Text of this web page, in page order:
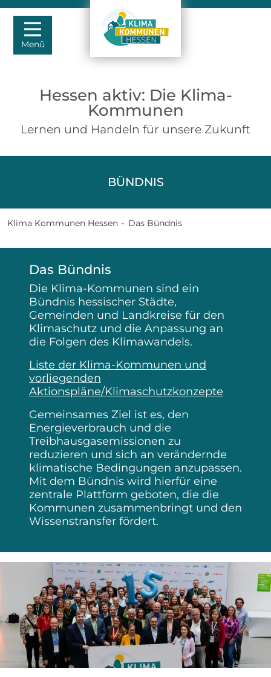
Menü
Hessen aktiv: Die Klima-
Kommunen
Lernen und Handeln für unsere Zukunft
BÜNDNIS
Klima Kommunen Hessen • Das Bündnis
Das Bündnis
Die Klima-Kommunen sind ein
Bündnis hessischer Städte,
Gemeinden und Landkreise für den
Klimaschutz und die Anpassung an
die Folgen des Klimawandels.
Liste der Klima-Kommunen und
vorliegenden
Aktionspläne/Klimaschutzkonzepte
Gemeinsames Ziel ist es, den
Energieverbrauch und die
Treibhausgasemissionen zu
reduzieren und sich an verändernde
klimatische Bedingungen anzupassen.
Mit dem Bündnis wird hierfür eine
zentrale Plattform geboten, die die
Kommunen zusammenbringt und den
Wissenstransfer fördert.